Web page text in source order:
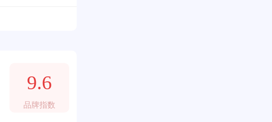
9.6
品牌指数